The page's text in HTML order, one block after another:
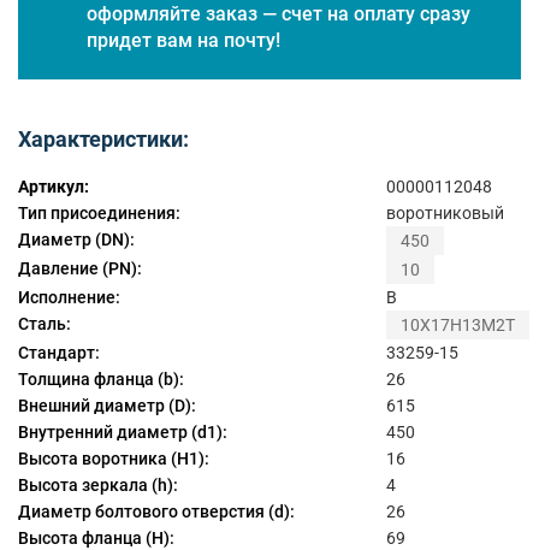
оформляйте заказ — счет на оплату сразу
придет вам на почту!
Характеристики:
Артикул:
00000112048
Тип присоединения:
воротниковый
Диаметр (DN):
450
Давление (PN):
10
Исполнение:
B
Сталь:
10Х17Н13М2Т
Стандарт:
33259-15
Толщина фланца (b):
26
Внешний диаметр (D):
615
Внутренний диаметр (d1):
450
Высота воротника (H1):
16
Высота зеркала (h):
4
Диаметр болтового отверстия (d):
26
Высота фланца (H):
69